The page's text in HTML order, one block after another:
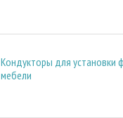
Кондукторы для установки
мебели